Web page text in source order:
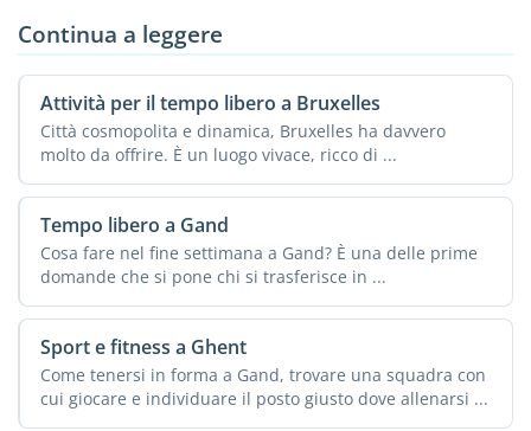
Continua a leggere
Attività per il tempo libero a Bruxelles
Città cosmopolita e dinamica, Bruxelles ha davvero
molto da offrire. È un luogo vivace, ricco di ...
Tempo libero a Gand
Cosa fare nel fine settimana a Gand? È una delle prime
domande che si pone chi si trasferisce in ...
Sport e fitness a Ghent
Come tenersi in forma a Gand, trovare una squadra con
cui giocare e individuare il posto giusto dove allenarsi ...